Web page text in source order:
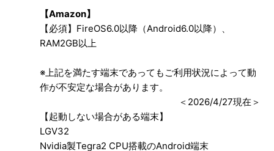
【Amazon】
【必須】FireOS6.0以降（Android6.0以降）、
RAM2GB以上
※上記を満たす端末であってもご利用状況によって動
作が不安定な場合があります。
＜2026/4/27現在＞
【起動しない場合がある端末】
LGV32
Nvidia製Tegra2 CPU搭載のAndroid端末